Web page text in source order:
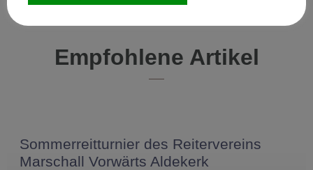
Empfohlene Artikel
Sommerreitturnier des Reitervereins
Marschall Vorwärts Aldekerk